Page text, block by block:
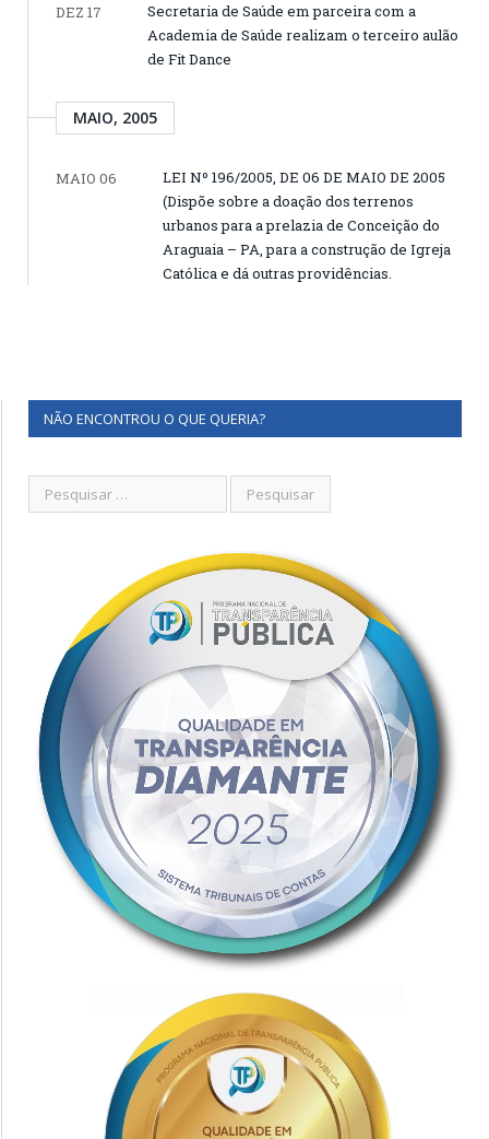
DEZ 17
Secretaria de Saúde em parceira com a
Academia de Saúde realizam o terceiro aulão
de Fit Dance
MAIO, 2005
MAIO 06
LEI Nº 196/2005, DE 06 DE MAIO DE 2005
(Dispõe sobre a doação dos terrenos
urbanos para a prelazia de Conceição do
Araguaia – PA, para a construção de Igreja
Católica e dá outras providências.
NÃO ENCONTROU O QUE QUERIA?